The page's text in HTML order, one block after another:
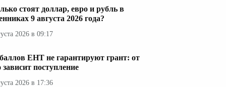
стоят доллар, евро и рубль в
9 августа 2026 года?
2026 в 09:17
ЕНТ не гарантируют грант: от
зависит поступление
2026 в 17:36